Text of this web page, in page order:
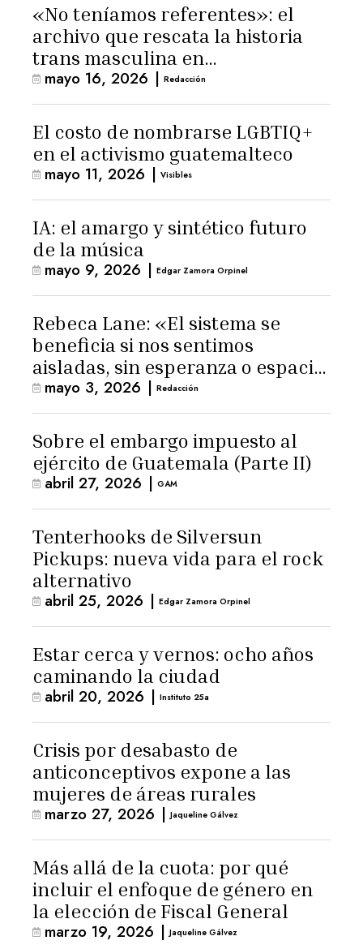
«No teníamos referentes»: el
archivo que rescata la historia
trans masculina en
Latinoamérica
mayo 16, 2026 | Redacción
El costo de nombrarse LGBTIQ+
en el activismo guatemalteco
mayo 11, 2026 | Visibles
IA: el amargo y sintético futuro
de la música
mayo 9, 2026 | Edgar Zamora Orpinel
Rebeca Lane: «El sistema se
beneficia si nos sentimos
aisladas, sin esperanza o espacio
para la ternura»
mayo 3, 2026 | Redacción
Sobre el embargo impuesto al
ejército de Guatemala (Parte II)
abril 27, 2026 | GAM
Tenterhooks de Silversun
Pickups: nueva vida para el rock
alternativo
abril 25, 2026 | Edgar Zamora Orpinel
Estar cerca y vernos: ocho años
caminando la ciudad
abril 20, 2026 | Instituto 25a
Crisis por desabasto de
anticonceptivos expone a las
mujeres de áreas rurales
marzo 27, 2026 | Jaqueline Gálvez
Más allá de la cuota: por qué
incluir el enfoque de género en
la elección de Fiscal General
marzo 19, 2026 | Jaqueline Gálvez